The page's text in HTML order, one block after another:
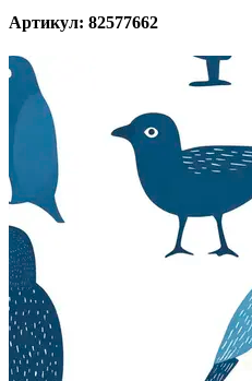
Артикул: 82577662